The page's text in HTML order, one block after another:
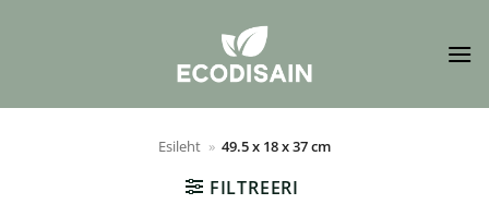
Esileht » 49.5 x 18 x 37 cm
FILTREERI